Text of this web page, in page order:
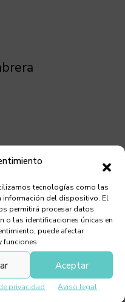
tecnologías como las
información del dispositivo. El
permitirá procesar datos
o las identificaciones únicas en
puede afectar
funciones.
Aceptar
privacidad Aviso legal